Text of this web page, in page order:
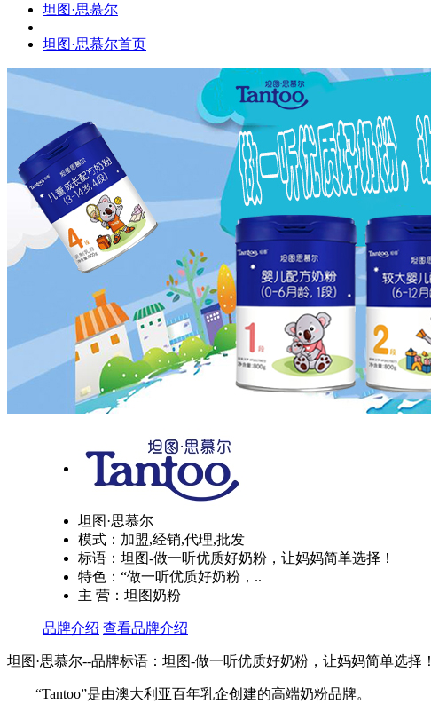
坦图·思慕尔
坦图·思慕尔首页
坦图·思慕尔
模式：加盟,经销,代理,批发
标语：坦图-做一听优质好奶粉，让妈妈简单选择！
特色：“做一听优质好奶粉，..
主 营：坦图奶粉
品牌介绍 查看品牌介绍
坦图·思慕尔--品牌标语： 坦图-做一听优质好奶粉，让妈妈简单选择！
“Tantoo”是由澳大利亚百年乳企创建的高端奶粉品牌。